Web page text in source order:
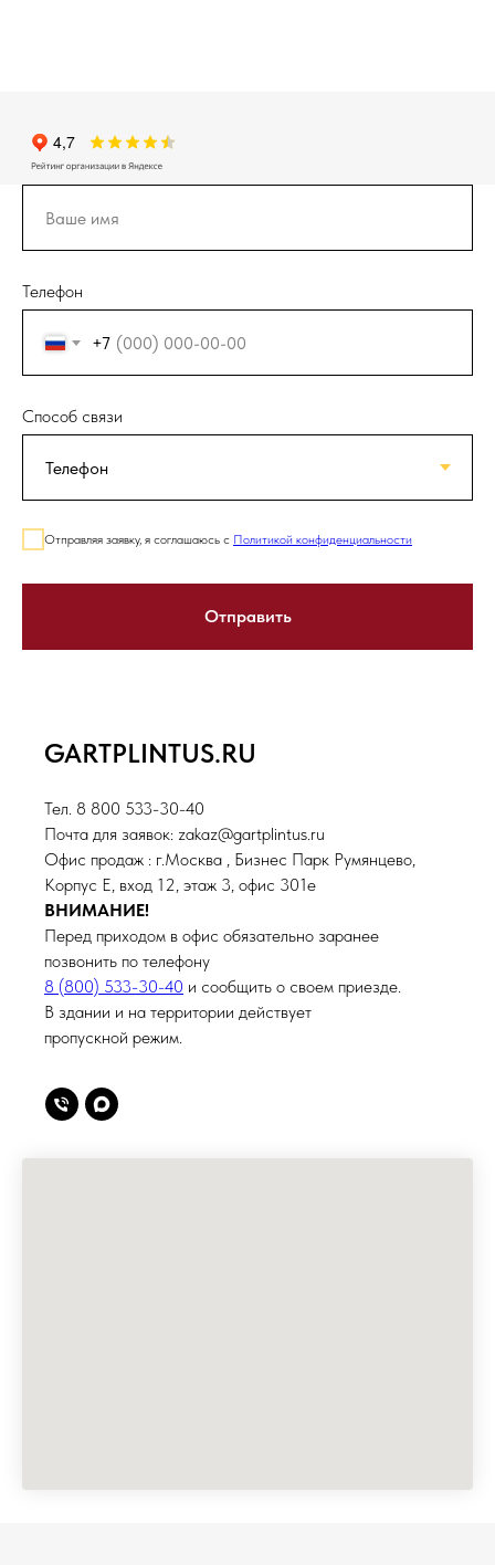
Телефон
+7
Способ связи
Отправляя заявку, я соглашаюсь с Политикой конфиденциальности
Отправить
GARTPLINTUS.RU
Тел. 8 800 533-30-40
Почта для заявок: zakaz@gartplintus.ru
Офис продаж : г.Москва , Бизнес Парк Румянцево,
Корпус Е, вход 12, этаж 3, офис 301е
ВНИМАНИЕ!
Перед приходом в офис обязательно заранее
позвонить по телефону
8 (800) 533-30-40 и сообщить о своем приезде.
В здании и на территории действует
пропускной режим.